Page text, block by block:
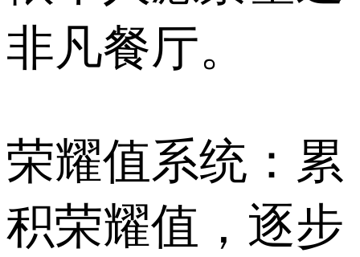
非凡餐厅。
荣耀值系统：累
积荣耀值，逐步